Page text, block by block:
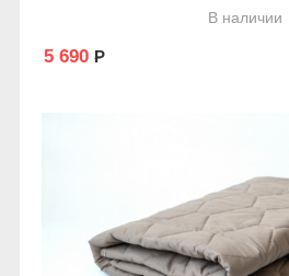
В наличии
5 690 Р